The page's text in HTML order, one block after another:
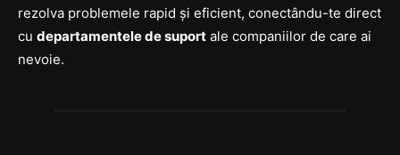
rezolva problemele rapid și eficient, conectându-te direct
cu departamentele de suport ale companiilor de care ai
nevoie.